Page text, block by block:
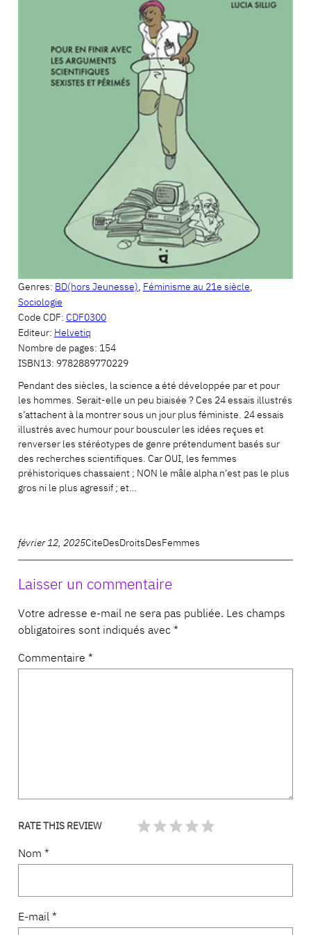
Genres: BD(hors Jeunesse), Féminisme au 21e siècle,
Sociologie
Code CDF: CDF0300
Editeur: Helvetiq
Nombre de pages: 154
ISBN13: 9782889770229
Pendant des siècles, la science a été développée par et pour
les hommes. Serait-elle un peu biaisée ? Ces 24 essais illustrés
s’attachent à la montrer sous un jour plus féministe. 24 essais
illustrés avec humour pour bousculer les idées reçues et
renverser les stéréotypes de genre prétendument basés sur
des recherches scientifiques. Car OUI, les femmes
préhistoriques chassaient ; NON le mâle alpha n’est pas le plus
gros ni le plus agressif ; et…
février 12, 2025CiteDesDroitsDesFemmes
Laisser un commentaire
Votre adresse e-mail ne sera pas publiée. Les champs
obligatoires sont indiqués avec *
Commentaire *
RATE THIS REVIEW
Nom *
E-mail *